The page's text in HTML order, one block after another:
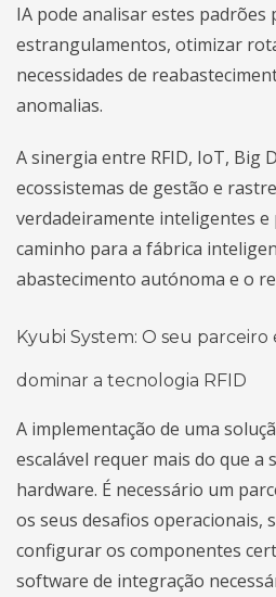
IA pode analisar estes padrões
estrangulamentos, otimizar
necessidades de
anomalias.
A sinergia entre RFID, IoT, Big
ecossistemas de gestão e
verdadeiramente inteligentes
caminho para a fábrica
abastecimento autónoma e o
Kyubi System: O seu parceiro
dominar a tecnologia RFID
A implementação de uma
escalável requer mais do que a
hardware. É necessário um
os seus desafios operacionais,
configurar os componentes
software de integração